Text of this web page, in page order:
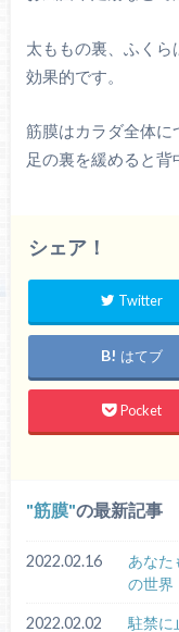
太ももの裏、ふくら
効果的です。
筋膜はカラダ全体に
足の裏を緩めると背
シェア！
Twitter
はてブ
Pocket
筋膜 の最新記事
2022.02.16
あなた
の世界
2022.02.02 駐禁に